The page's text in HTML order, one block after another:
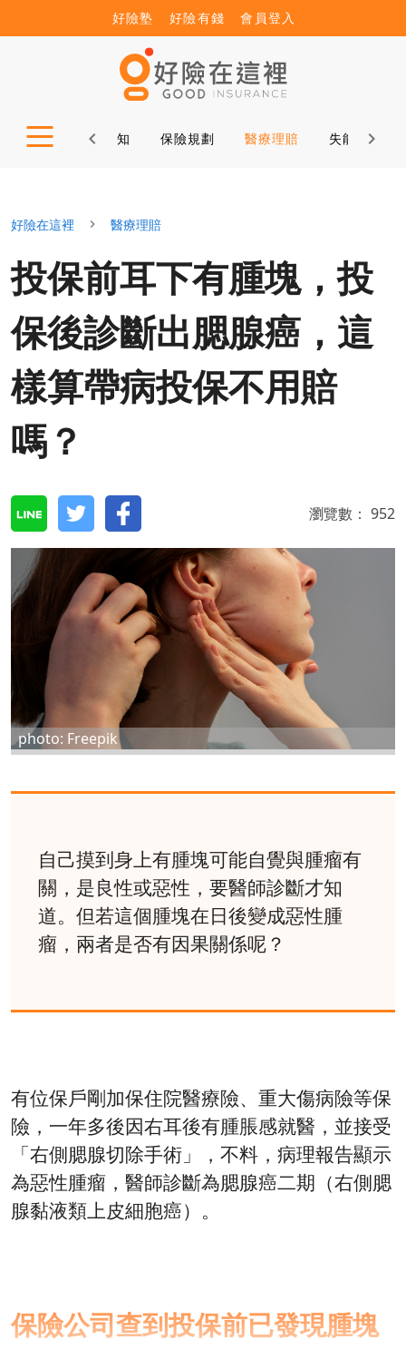
好險塾 好險有錢 會員登入
益諮詢 保險新知 保險規劃 醫療理賠 失能理賠
好險在這裡 醫療理賠
投保前耳下有腫塊，投
保後診斷出腮腺癌，這
樣算帶病投保不用賠
嗎？
瀏覽數： 952
photo: Freepik
自己摸到身上有腫塊可能自覺與腫瘤有
關，是良性或惡性，要醫師診斷才知
道。但若這個腫塊在日後變成惡性腫
瘤，兩者是否有因果關係呢？
有位保戶剛加保住院醫療險、重大傷病險等保
險，一年多後因右耳後有腫脹感就醫，並接受
「右側腮腺切除手術」，不料，病理報告顯示
為惡性腫瘤，醫師診斷為腮腺癌二期（右側腮
腺黏液類上皮細胞癌）。
保險公司查到投保前已發現腫塊